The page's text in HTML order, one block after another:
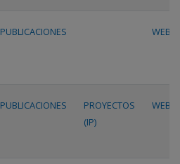
PUBLICACIONES WEB
PUBLICACIONES
PROYECTOS
(IP)
WEB